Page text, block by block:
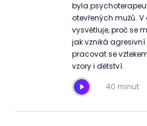
byla
otevřených mužů.
vysvětluje, proč se
jak vzniká
pracovat se
vzory i dětství.
40 minut